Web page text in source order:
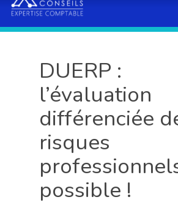
DUERP :
l’évaluation
différenciée
risques
possible !